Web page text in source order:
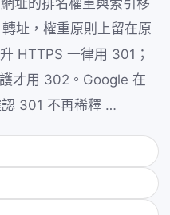
址的排名權重與索引移
址，權重原則上留在原
HTTPS 一律用 301；
才用 302。Google 在
301 不再稀釋 …